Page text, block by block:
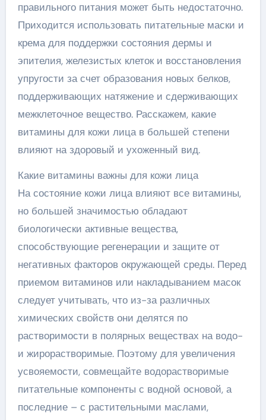
правильного питания может быть недостаточно.
Приходится использовать питательные маски и
крема для поддержки состояния дермы и
эпителия, железистых клеток и восстановления
упругости за счет образования новых белков,
поддерживающих натяжение и сдерживающих
межклеточное вещество. Расскажем, какие
витамины для кожи лица в большей степени
влияют на здоровый и ухоженный вид.
Какие витамины важны для кожи лица
На состояние кожи лица влияют все витамины,
но большей значимостью обладают
биологически активные вещества,
способствующие регенерации и защите от
негативных факторов окружающей среды. Перед
приемом витаминов или накладыванием масок
следует учитывать, что из-за различных
химических свойств они делятся по
растворимости в полярных веществах на водо-
и жирорастворимые. Поэтому для увеличения
усвояемости, совмещайте водорастворимые
питательные компоненты с водной основой, а
последние – с растительными маслами,